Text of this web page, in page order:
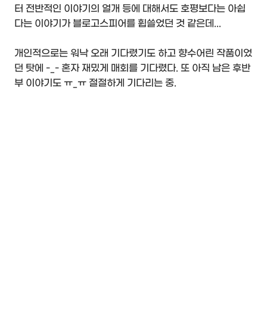
터 전반적인 이야기의 얼개 등에 대해서도 호평보다는 아쉽
다는 이야기가 블로고스피어를 휩쓸었던 것 같은데...
개인적으로는 워낙 오래 기다렸기도 하고 향수어린 작품이었
던 탓에 -_- 혼자 재밌게 매회를 기다렸다. 또 아직 남은 후반
부 이야기도 ㅠ_ㅠ 절절하게 기다리는 중.